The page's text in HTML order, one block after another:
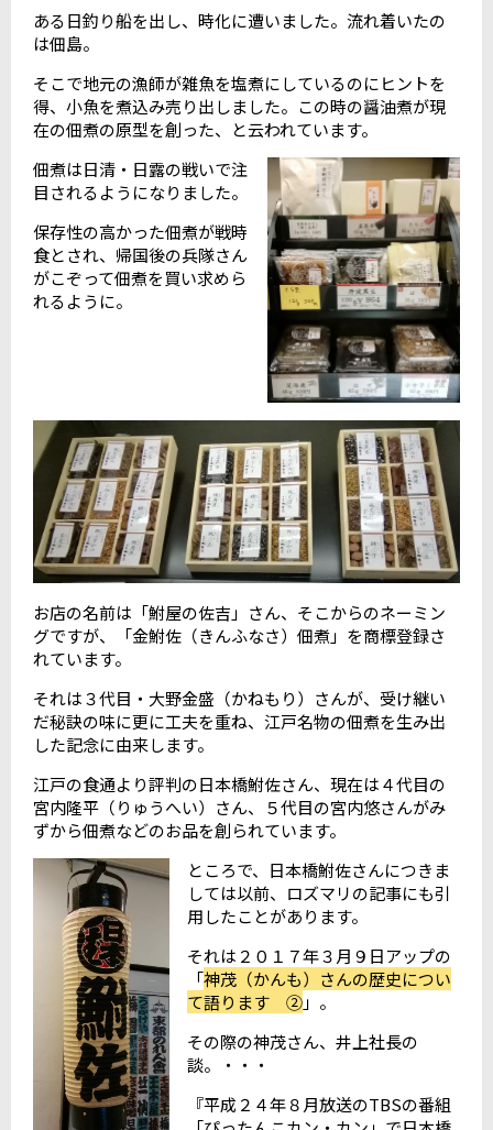
ある日釣り船を出し、時化に遭いました。流れ着いたの
は佃島。
そこで地元の漁師が雑魚を塩煮にしているのにヒントを
得、小魚を煮込み売り出しました。この時の醤油煮が現
在の佃煮の原型を創った、と云われています。
佃煮は日清・日露の戦いで注
目されるようになりました。
保存性の高かった佃煮が戦時
食とされ、帰国後の兵隊さん
がこぞって佃煮を買い求めら
れるように。
お店の名前は「鮒屋の佐吉」さん、そこからのネーミン
グですが、「金鮒佐（きんふなさ）佃煮」を商標登録さ
れています。
それは３代目・大野金盛（かねもり）さんが、受け継い
だ秘訣の味に更に工夫を重ね、江戸名物の佃煮を生み出
した記念に由来します。
江戸の食通より評判の日本橋鮒佐さん、現在は４代目の
宮内隆平（りゅうへい）さん、５代目の宮内悠さんがみ
ずから佃煮などのお品を創られています。
ところで、日本橋鮒佐さんにつきま
しては以前、ロズマリの記事にも引
用したことがあります。
それは２０１７年３月９日アップの
「神茂（かんも）さんの歴史につい
て語ります ②」。
その際の神茂さん、井上社長の
談。・・・
『平成２４年８月放送のTBSの番組